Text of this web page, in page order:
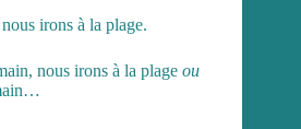
irons à la plage.
nous irons à la plage ou